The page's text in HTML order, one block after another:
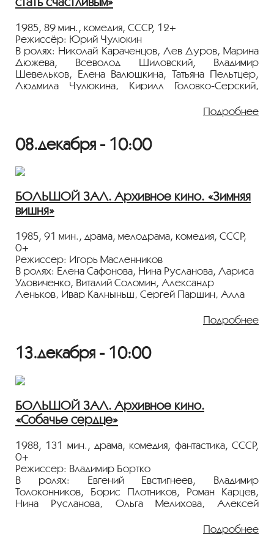
Госфильмофонда России.
Лента представлена в рамках программы
«ПЕРСОНА. Владимир Дашкевич».
1985, 89 мин., комедия, СССР, 12+
Режиссёр: Юрий Чулюкин
В ролях: Николай Караченцов, Лев Дуров, Марина
Дюжева, Всеволод Шиловский, Владимир
Шевельков, Елена Валюшкина, Татьяна Пельтцер,
Людмила Чулюкина, Кирилл Головко-Серский,
Однажды под Новый год фотокорреспондент Гоша
изобретателем. Последнее свое изобретение он
держал в чемоданчике и охотно определял с
помощью этого прибора область и степень
одаренности каждого желающего. Гоше старичок
предсказал карьеру клоуна, но тот не поверил и
вопреки рекомендациям стал журналистом...
Госфильмофонда России.
Лента представлена в рамках программы
«ПЕРСОНА. Юрий Чулюкин».
Подробнее
08.декабря - 10:00
БОЛЬШОЙ ЗАЛ. Архивное кино. «Зимняя
вишня»
1985, 91 мин., драма, мелодрама, комедия, СССР,
0+
Режиссер: Игорь Масленников
В ролях: Елена Сафонова, Нина Русланова, Лариса
Удовиченко, Виталий Соломин, Александр
Леньков, Ивар Калныньш, Сергей Паршин, Алла
Молодая интеллигентная женщина одна воспитывает
Неожиданно в ее жизнь входит новый знакомый:
красивый, внимательный, респектабельный. Но
сердцу не прикажешь…
Показ пройдёт с плёнки 35 мм из коллекции
Госфильмофонда России.
программы«ПЕРСОНА. Нина Русланова».
Подробнее
13.декабря - 10:00
БОЛЬШОЙ ЗАЛ. Архивное кино.
«Собачье сердце»
1988, 131 мин., драма, комедия, фантастика, СССР,
0+
Режиссер: Владимир Бортко
В ролях: Евгений Евстигнеев, Владимир
Толоконников, Борис Плотников, Роман Карцев,
Нина Русланова, Ольга Мелихова, Алексей
Москва, 1924 год. В результате одного из
Подробнее